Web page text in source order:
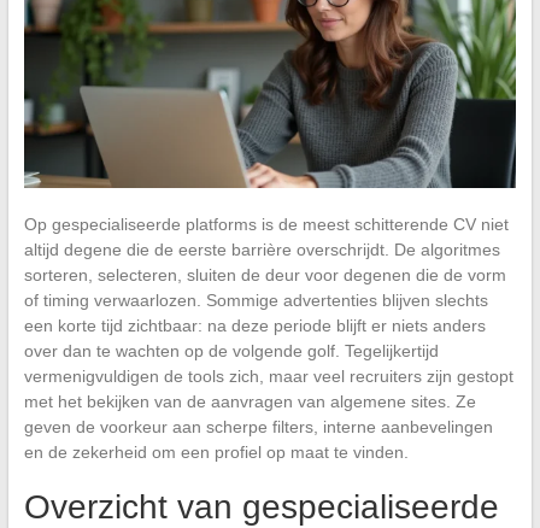
Op gespecialiseerde platforms is de meest schitterende CV niet
altijd degene die de eerste barrière overschrijdt. De algoritmes
sorteren, selecteren, sluiten de deur voor degenen die de vorm
of timing verwaarlozen. Sommige advertenties blijven slechts
een korte tijd zichtbaar: na deze periode blijft er niets anders
over dan te wachten op de volgende golf. Tegelijkertijd
vermenigvuldigen de tools zich, maar veel recruiters zijn gestopt
met het bekijken van de aanvragen van algemene sites. Ze
geven de voorkeur aan scherpe filters, interne aanbevelingen
en de zekerheid om een profiel op maat te vinden.
Overzicht van gespecialiseerde